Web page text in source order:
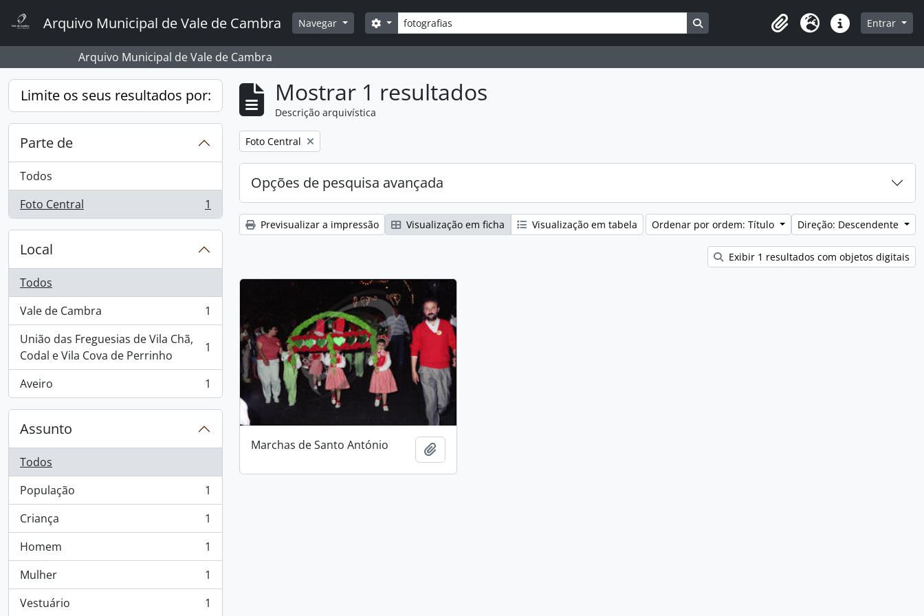
Arquivo Municipal de Vale de Cambra Navegar Pesquisar
Opções de busca Busque na página de navegação
Clipboard
Idioma Ligações rápidas
Entrar
Arquivo Municipal de Vale de Cambra
Limite os seus resultados por:
Parte de
Todos
Foto Central
, 1 resultados 1
Local
Todos
Vale de Cambra
, 1 resultados
1
União das Freguesias de Vila Chã,
Codal e Vila Cova de Perrinho
, 1 resultados 1
Aveiro
, 1 resultados 1
Assunto
Todos
População
, 1 resultados
1
Criança
, 1 resultados
1
Homem
, 1 resultados
1
Mulher
, 1 resultados
1
Vestuário
, 1 resultados 1
Mostrar 1 resultados
Descrição arquivística
Remover filtro:
Foto Central
Opções de pesquisa avançada
Previsualizar a impressão Visualização em ficha Visualização em tabela Ordenar por ordem: Título Direção: Descendente
Exibir 1 resultados com objetos digitais
Marchas de Santo António